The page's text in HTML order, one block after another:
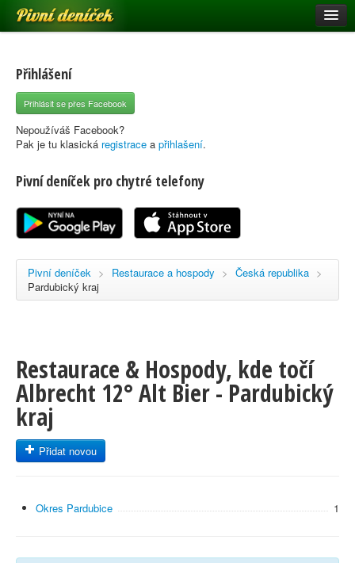
Pivní deníček
Pivní mapa
Pivní značky
Nápověda
Registrace
Přihlášení
Přihlásit se přes Facebook
Nepoužíváš Facebook?
Pak je tu klasická registrace a přihlašení.
Pivní deníček pro chytré telefony
Pivní deníček > Restaurace a hospody > Česká republika >
Pardubický kraj
Restaurace & Hospody, kde točí
Albrecht 12° Alt Bier - Pardubický
kraj
Přidat novou
Okres Pardubice 1